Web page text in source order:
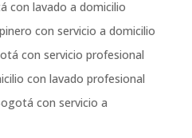
con lavado a domicilio
con servicio a domicilio
con servicio profesional
con lavado profesional
con servicio a